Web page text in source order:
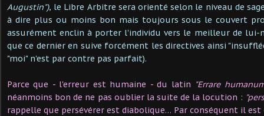
Augustin"), le Libre Arbitre sera orienté selon le niveau de
à dire plus ou moins bon mais toujours sous le couvert
assurément enclin à porter l'individu vers le meilleur de lui-
que ce dernier en suive forcément les directives ainsi
"moi" n'est par contre pas parfait).
Parce que - l'erreur est humaine - du latin "Errare
néanmoins bon de ne pas oublier la suite de la locution :
rappelle que persévérer est diabolique… Par conséquent il